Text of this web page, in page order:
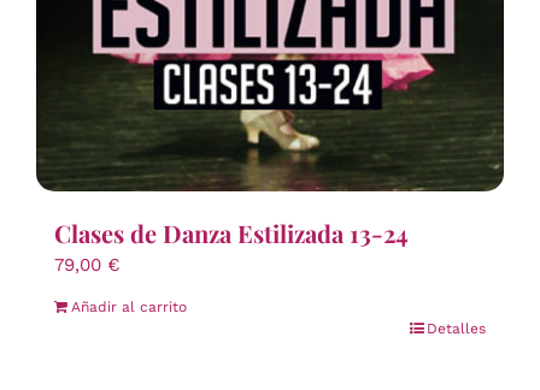
Clases de Danza Estilizada 13-24
79,00 €
Añadir al carrito
Detalles